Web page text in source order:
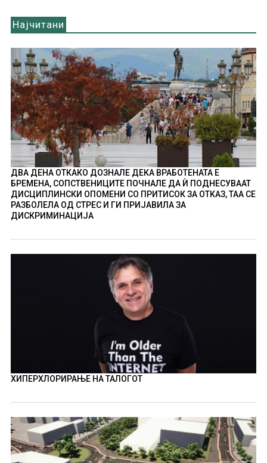
Најчитани
ДВА ДЕНА ОТКАКО ДОЗНАЛЕ ДЕКА ВРАБОТЕНАТА Е
БРЕМЕНА, СОПСТВЕНИЦИТЕ ПОЧНАЛЕ ДА Ѝ ПОДНЕСУВААТ
ДИСЦИПЛИНСКИ ОПОМЕНИ СО ПРИТИСОК ЗА ОТКАЗ, ТАА СЕ
РАЗБОЛЕЛА ОД СТРЕС И ГИ ПРИЈАВИЛА ЗА
ДИСКРИМИНАЦИЈА
ХИПЕРХЛОРИРАЊЕ НА ТАЛОГОТ